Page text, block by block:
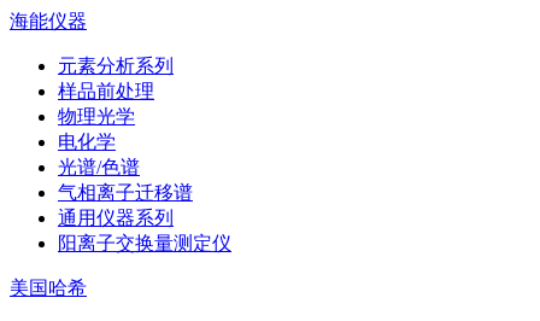
海能仪器
元素分析系列
样品前处理
物理光学
电化学
光谱/色谱
气相离子迁移谱
通用仪器系列
阳离子交换量测定仪
美国哈希